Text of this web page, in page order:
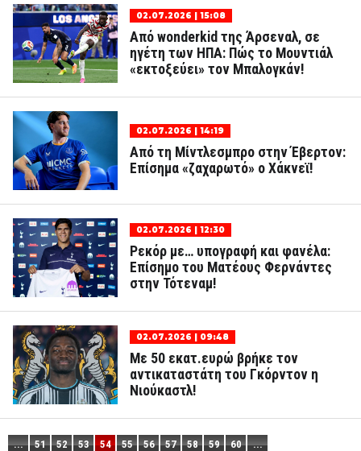
02.07.2026 | 15:08
Από wonderkid της Άρσεναλ, σε
ηγέτη των ΗΠΑ: Πώς το Μουντιάλ
«εκτοξεύει» τον Μπαλογκάν!
02.07.2026 | 14:19
Από τη Μίντλεσμπρο στην Έβερτον:
Επίσημα «ζαχαρωτό» ο Χάκνεϊ!
02.07.2026 | 12:30
Ρεκόρ με… υπογραφή και φανέλα:
Επίσημο του Ματέους Φερνάντες
στην Τότεναμ!
02.07.2026 | 09:48
Με 50 εκατ.ευρώ βρήκε τον
αντικαταστάτη του Γκόρντον η
Νιούκαστλ!
... 51 52 53 54 55 56 57 58 59 60 ...